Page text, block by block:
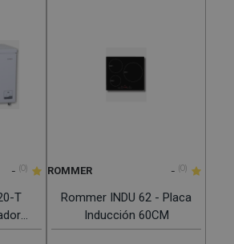
- (0)
T
ROMMER - (0)
Rommer INDU 62 - Placa
Inducción 60CM